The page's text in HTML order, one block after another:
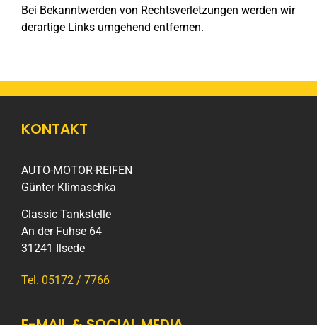
Bei Bekanntwerden von Rechtsverletzungen werden wir
derartige Links umgehend entfernen.
KONTAKT
AUTO-MOTOR-REIFEN
Günter Klimaschka
Classic Tankstelle
An der Fuhse 64
31241 Ilsede
Tel. 05172 / 7766